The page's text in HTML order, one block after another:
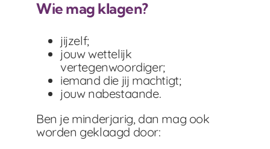
Wie mag klagen?
jijzelf;
jouw wettelijk
vertegenwoordiger;
iemand die jij machtigt;
jouw nabestaande.
Ben je minderjarig, dan mag ook
worden geklaagd door: